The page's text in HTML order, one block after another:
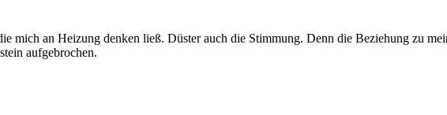
mich an Heizung denken ließ. Düster auch die Stimmung. Denn die Beziehung zu
aufgebrochen.